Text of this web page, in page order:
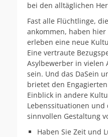
bei den alltäglichen
Fast alle Flüchtlinge,
ankommen, haben hier
erleben eine neue
Eine vertraute
Asylbewerber in vielen
sein. Und das DaSein
brietet den
Einblick in andere
Lebenssituationen
sinnvollen Gestaltung
Haben Sie Zeit und